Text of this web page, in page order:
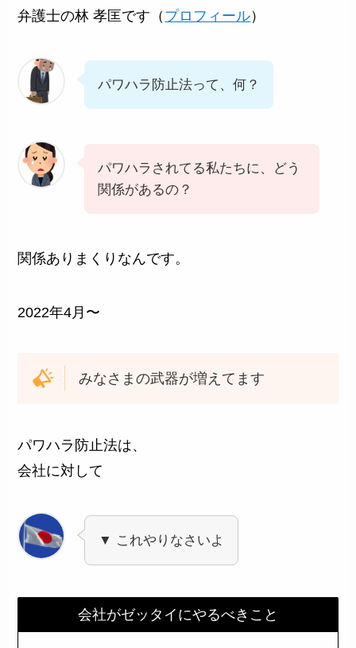
弁護士の林 孝匡です（ プロフィール）
パワハラ防止法って、何？
パワハラされてる私たちに、どう
関係があるの？
関係ありまくりなんです。
2022年4月〜
みなさまの武器が増えてます
パワハラ防止法は、
会社に対して
▼ これやりなさいよ
会社がゼッタイにやるべきこと